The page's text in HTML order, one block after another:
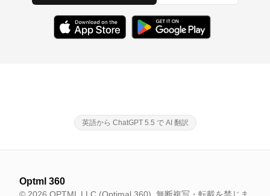
英語から ChatGPT 5.5 で AI 翻訳
Optml 360